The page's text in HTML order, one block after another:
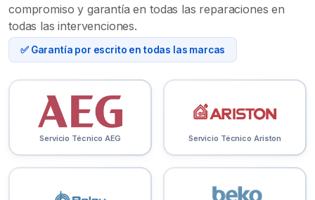
compromiso y garantía en todas las reparaciones en
todas las intervenciones.
✅ Garantía por escrito en todas las marcas
Servicio Técnico AEG Servicio Técnico Ariston